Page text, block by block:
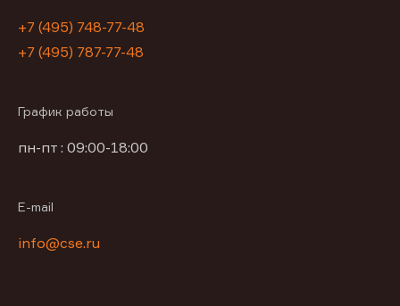
+7 (495) 748-77-48
+7 (495) 787-77-48
График работы
пн-пт : 09:00-18:00
E-mail
info@cse.ru